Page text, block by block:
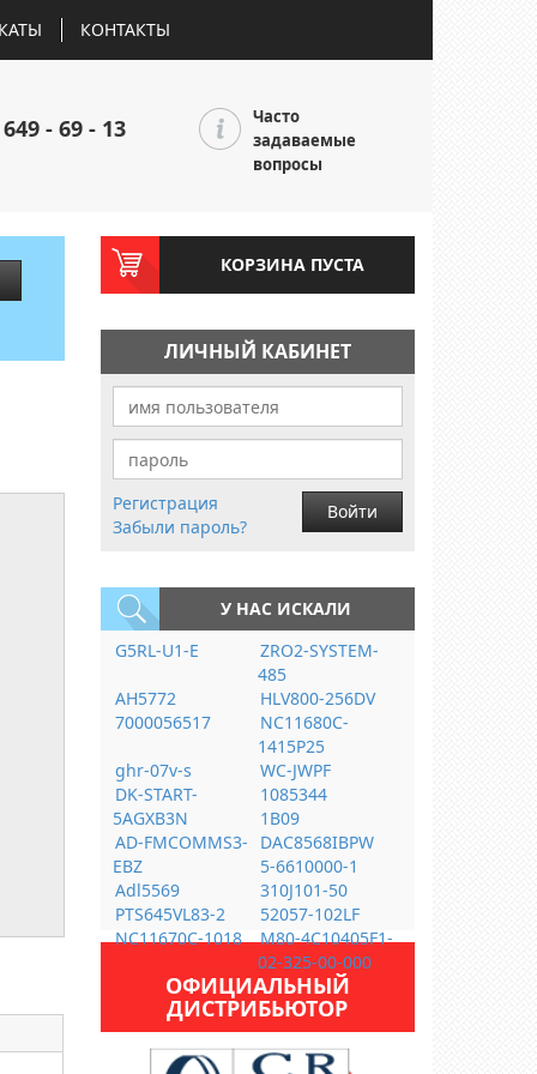
КОНТАКТЫ
- 69 - 13
Часто
задаваемые
вопросы
КОРЗИНА ПУСТА
ЛИЧНЫЙ КАБИНЕТ
Регистрация
Забыли пароль?
Войти
У НАС ИСКАЛИ
G5RL-U1-E
ZRO2-SYSTEM-
485
AH5772
HLV800-256DV
7000056517
NC11680C-
1415P25
ghr-07v-s
WC-JWPF
DK-START-
5AGXB3N
1085344
1B09
AD-FMCOMMS3-
EBZ
DAC8568IBPW
5-6610000-1
Adl5569
310J101-50
PTS645VL83-2
52057-102LF
NC11670C-1018
M80-4C10405F1-
02-325-00-000
ОФИЦИАЛЬНЫЙ
ДИСТРИБЬЮТОР